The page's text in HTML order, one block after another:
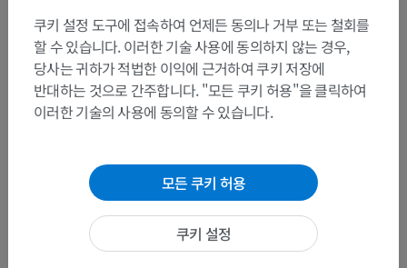
해부학적 계층
인체 해부학 2
끝뇌 [종뇌]> 줄무늬체
등쪽줄무늬체
쿠키 설정 도구에 접속하여 언제든 동의나 거부 또는 철회를
할 수 있습니다. 이러한 기술 사용에 동의하지 않는 경우,
당사는 귀하가 적법한 이익에 근거하여 쿠키 저장에
반대하는 것으로 간주합니다. "모든 쿠키 허용"을 클릭하여
이러한 기술의 사용에 동의할 수 있습니다.
모든 쿠키 허용
쿠키 설정